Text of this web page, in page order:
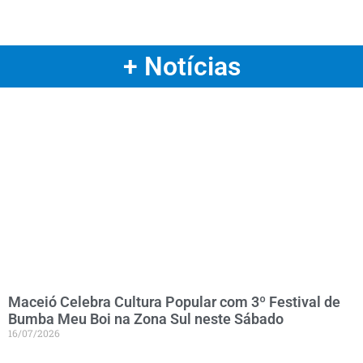
+ Notícias
Maceió Celebra Cultura Popular com 3º Festival de
Bumba Meu Boi na Zona Sul neste Sábado
16/07/2026